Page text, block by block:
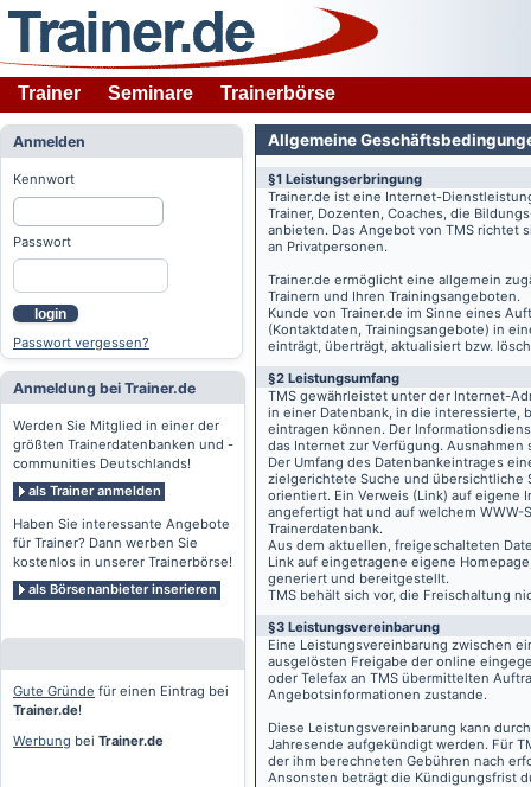
Trainer Seminare Trainerbörse
Anmelden
Kennwort
Passwort
login
Passwort vergessen?
Anmeldung bei Trainer.de
Werden Sie Mitglied in einer der
größten Trainerdatenbanken und -
communities Deutschlands!
als Trainer anmelden
Haben Sie interessante Angebote
für Trainer? Dann werben Sie
kostenlos in unserer Trainerbörse!
als Börsenanbieter inserieren
Gute Gründe für einen Eintrag bei
Trainer.de!
Werbung bei Trainer.de
Allgemeine
§1 Leistungserbringung
Trainer.de ist eine Internet-
Trainer, Dozenten, Coaches, die
anbieten. Das Angebot von TMS richtet
an Privatpersonen.
Trainer.de ermöglicht eine allgemein
Trainern und Ihren Trainingsangeboten.
Kunde von Trainer.de im Sinne eines
(Kontaktdaten, Trainingsangebote) in
einträgt, überträgt, aktualisiert bzw.
§2 Leistungsumfang
TMS gewährleistet unter der Internet-
in einer Datenbank, in die interessierte,
eintragen können. Der
das Internet zur Verfügung.
Der Umfang des Datenbankeintrages
zielgerichtete Suche und übersichtliche
orientiert. Ein Verweis (Link) auf eigene
angefertigt hat und auf welchem
Trainerdatenbank.
Aus dem aktuellen, freigeschalteten
Link auf eingetragene eigene
generiert und bereitgestellt.
TMS behält sich vor, die Freischaltung
§3 Leistungsvereinbarung
Eine Leistungsvereinbarung zwischen
ausgelösten Freigabe der online
oder Telefax an TMS übermittelten
Angebotsinformationen zustande.
Diese Leistungsvereinbarung kann
Jahresende aufgekündigt werden. Für
der ihm berechneten Gebühren nach
Ansonsten beträgt die Kündigungsfrist